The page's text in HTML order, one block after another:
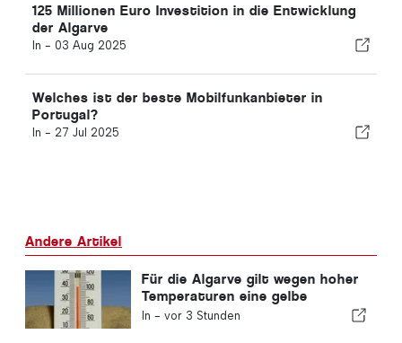
125 Millionen Euro Investition in die Entwicklung
der Algarve
In - 03 Aug 2025
Welches ist der beste Mobilfunkanbieter in
Portugal?
In - 27 Jul 2025
Andere Artikel
Für die Algarve gilt wegen hoher
Temperaturen eine gelbe
Warnung
In - vor 3 Stunden